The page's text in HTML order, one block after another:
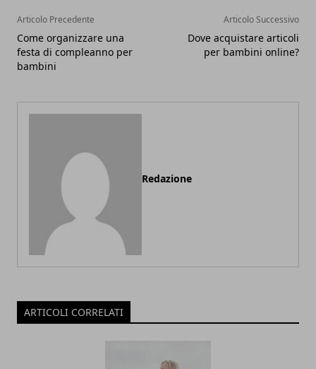
Articolo Precedente
Come organizzare una
festa di compleanno per
bambini
Articolo Successivo
Dove acquistare articoli
per bambini online?
Redazione
ARTICOLI CORRELATI